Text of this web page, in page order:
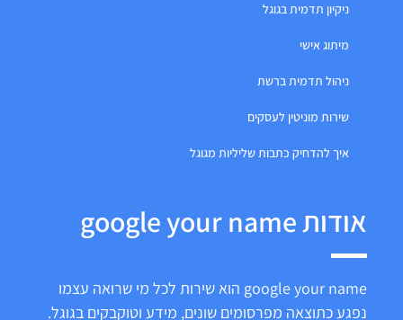
ניקיון תדמית בגוגל
מיתוג אישי
ניהול תדמית ברשת
שירות מוניטין לעסקים
איך להדחיק כתבות שליליות מגוגל
אודות google your name
google your name הוא שירות לכל מי שרואה עצמו
נפגע כתוצאה מפרסומים שונים, מידע וטוקבקים בגוגל.